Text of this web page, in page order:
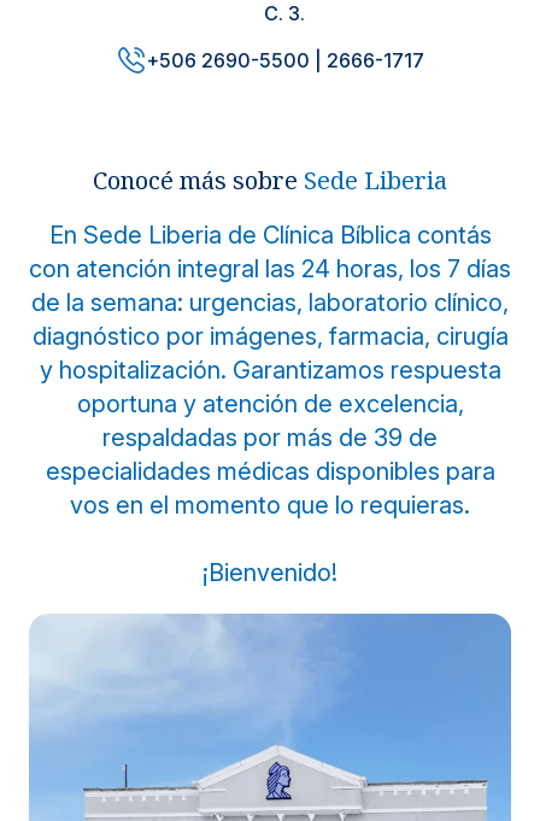
Investigación, Innovación y Docencia
Noticias y blog
C. 3.
+506 2690-5500 | 2666-1717
Conocé más sobre Sede Liberia
En Sede Liberia de Clínica Bíblica contás
con atención integral las 24 horas, los 7 días
de la semana: urgencias, laboratorio clínico,
diagnóstico por imágenes, farmacia, cirugía
y hospitalización. Garantizamos respuesta
oportuna y atención de excelencia,
respaldadas por más de 39 de
especialidades médicas disponibles para
vos en el momento que lo requieras.
¡Bienvenido!